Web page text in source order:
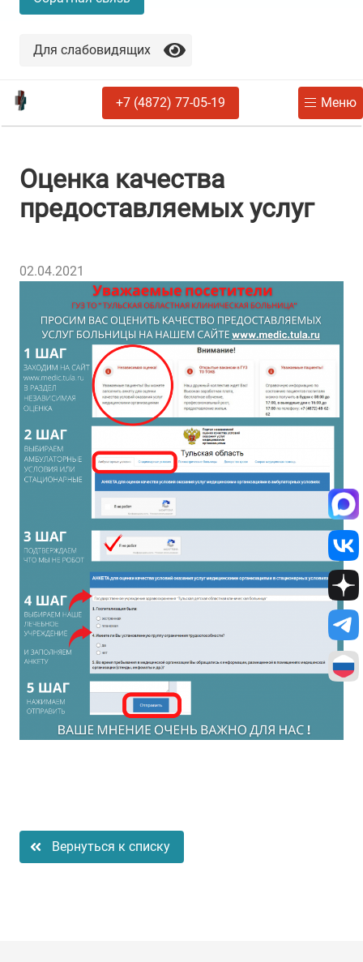
Для слабовидящих
+7 (4872) 77-05-19 Меню
Оценка качества
предоставляемых услуг
02.04.2021
Вернуться к списку